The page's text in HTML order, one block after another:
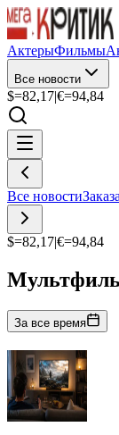
АктерыФильмы
Все новости
$=82,17|€=94,84
Все новости
$=82,17|€=94,84
За все время